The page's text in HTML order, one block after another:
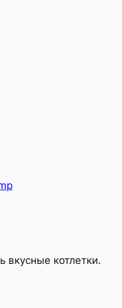
вкусные котлетки.